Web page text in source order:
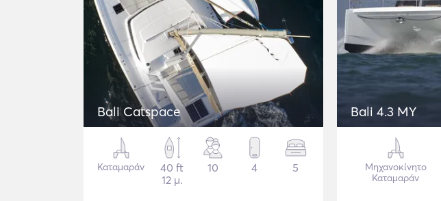
Bali Catspace
Καταμαράν
40 ft
12 μ.
10 4 5
Bali 4.3 MY
Μηχανοκίνητο
Καταμαράν